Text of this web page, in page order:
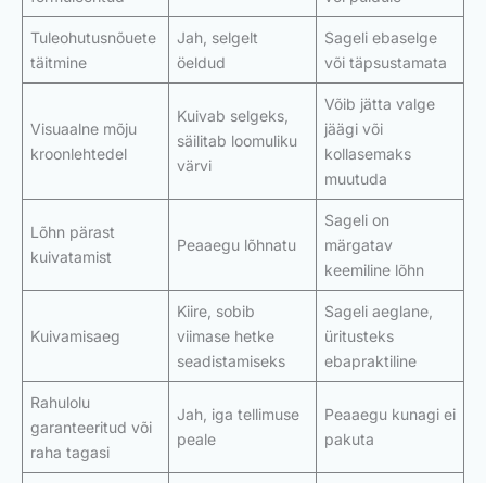
Tuleohutusnõuete
täitmine
Jah, selgelt
öeldud
Sageli ebaselge
või täpsustamata
Visuaalne mõju
kroonlehtedel
Kuivab selgeks,
säilitab loomuliku
värvi
Võib jätta valge
jäägi või
kollasemaks
muutuda
Lõhn pärast
kuivatamist
Peaaegu lõhnatu
Sageli on
märgatav
keemiline lõhn
Kuivamisaeg
Kiire, sobib
viimase hetke
seadistamiseks
Sageli aeglane,
üritusteks
ebapraktiline
Rahulolu
garanteeritud või
raha tagasi
Jah, iga tellimuse
peale
Peaaegu kunagi ei
pakuta